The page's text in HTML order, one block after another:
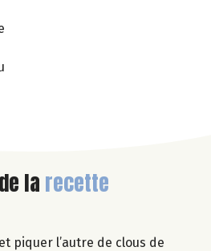
de la recette
piquer l’autre de clous de